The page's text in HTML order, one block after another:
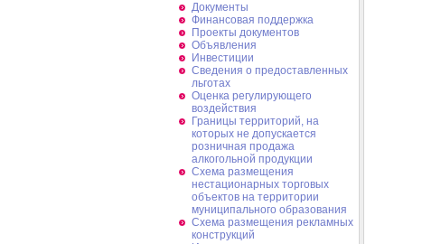
Документы
Финансовая поддержка
Проекты документов
Объявления
Инвестиции
Сведения о предоставленных
льготах
Оценка регулирующего
воздействия
Границы территорий, на
которых не допускается
розничная продажа
алкогольной продукции
Схема размещения
нестационарных торговых
объектов на территории
муниципального образования
Схема размещения рекламных
конструкций